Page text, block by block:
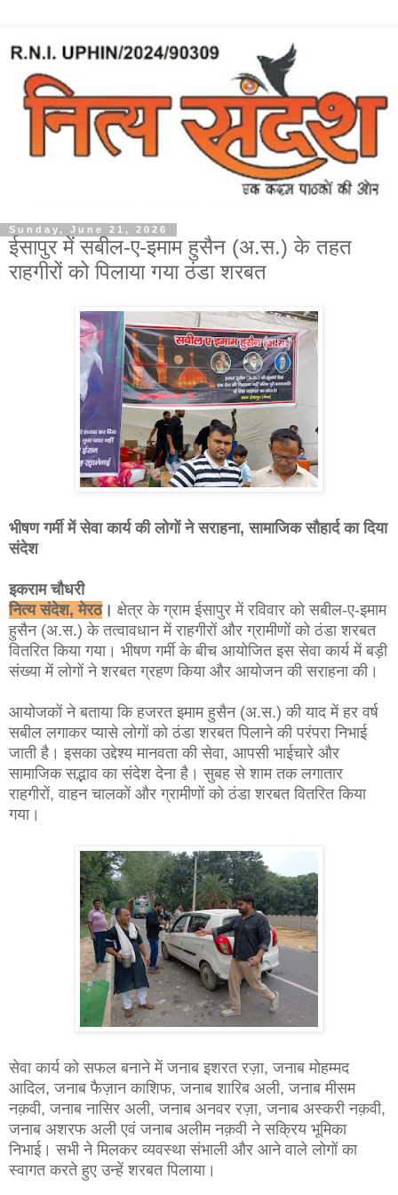
Sunday, June 21, 2026
ईसापुर में सबील-ए-इमाम हुसैन (अ.स.) के तहत
राहगीरों को पिलाया गया ठंडा शरबत
भीषण गर्मी में सेवा कार्य की लोगों ने सराहना, सामाजिक सौहार्द का दिया
संदेश
इकराम चौधरी
नित्य संदेश, मेरठ। क्षेत्र के ग्राम ईसापुर में रविवार को सबील-ए-इमाम
हुसैन (अ.स.) के तत्वावधान में राहगीरों और ग्रामीणों को ठंडा शरबत
वितरित किया गया। भीषण गर्मी के बीच आयोजित इस सेवा कार्य में बड़ी
संख्या में लोगों ने शरबत ग्रहण किया और आयोजन की सराहना की।
आयोजकों ने बताया कि हजरत इमाम हुसैन (अ.स.) की याद में हर वर्ष
सबील लगाकर प्यासे लोगों को ठंडा शरबत पिलाने की परंपरा निभाई
जाती है। इसका उद्देश्य मानवता की सेवा, आपसी भाईचारे और
सामाजिक सद्भाव का संदेश देना है। सुबह से शाम तक लगातार
राहगीरों, वाहन चालकों और ग्रामीणों को ठंडा शरबत वितरित किया
गया।
सेवा कार्य को सफल बनाने में जनाब इशरत रज़ा, जनाब मोहम्मद
आदिल, जनाब फैज़ान काशिफ, जनाब शारिब अली, जनाब मीसम
नक़वी, जनाब नासिर अली, जनाब अनवर रज़ा, जनाब अस्करी नक़वी,
जनाब अशरफ अली एवं जनाब अलीम नक़वी ने सक्रिय भूमिका
निभाई। सभी ने मिलकर व्यवस्था संभाली और आने वाले लोगों का
स्वागत करते हुए उन्हें शरबत पिलाया।